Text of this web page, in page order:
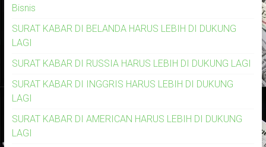
Bisnis
SURAT KABAR DI BELANDA HARUS LEBIH DI DUKUNG
LAGI
SURAT KABAR DI RUSSIA HARUS LEBIH DI DUKUNG LAGI
SURAT KABAR DI INGGRIS HARUS LEBIH DI DUKUNG
LAGI
SURAT KABAR DI AMERICAN HARUS LEBIH DI DUKUNG
LAGI